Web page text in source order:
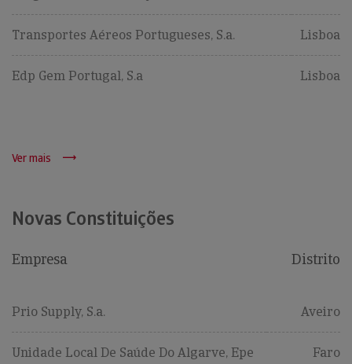
Transportes Aéreos Portugueses, S.a. Lisboa
Edp Gem Portugal, S.a Lisboa
Ver mais
Novas Constituições
Empresa Distrito
Prio Supply, S.a. Aveiro
Unidade Local De Saúde Do Algarve, Epe Faro